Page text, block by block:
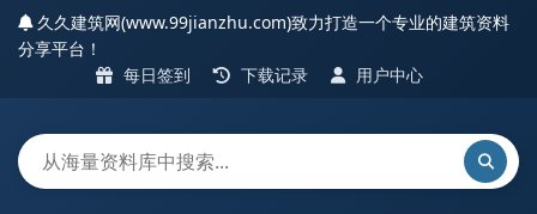
久久建筑网(www.99jianzhu.com)致力打造一个专业的建筑资料
分享平台！
每日签到
下载记录 用户中心